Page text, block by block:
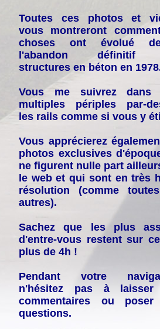
Toutes ces photos et
vous montreront
choses ont évolué
l'abandon définitif
structures en béton en
Vous me suivrez dans
multiples périples par-
les rails comme si vous y
Vous apprécierez
photos exclusives
ne figurent nulle part
le web et qui sont en très
résolution (comme
autres).
Sachez que les plus
d'entre-vous restent sur
plus de 4h !
Pendant votre
n'hésitez pas à laisser
commentaires ou
questions.